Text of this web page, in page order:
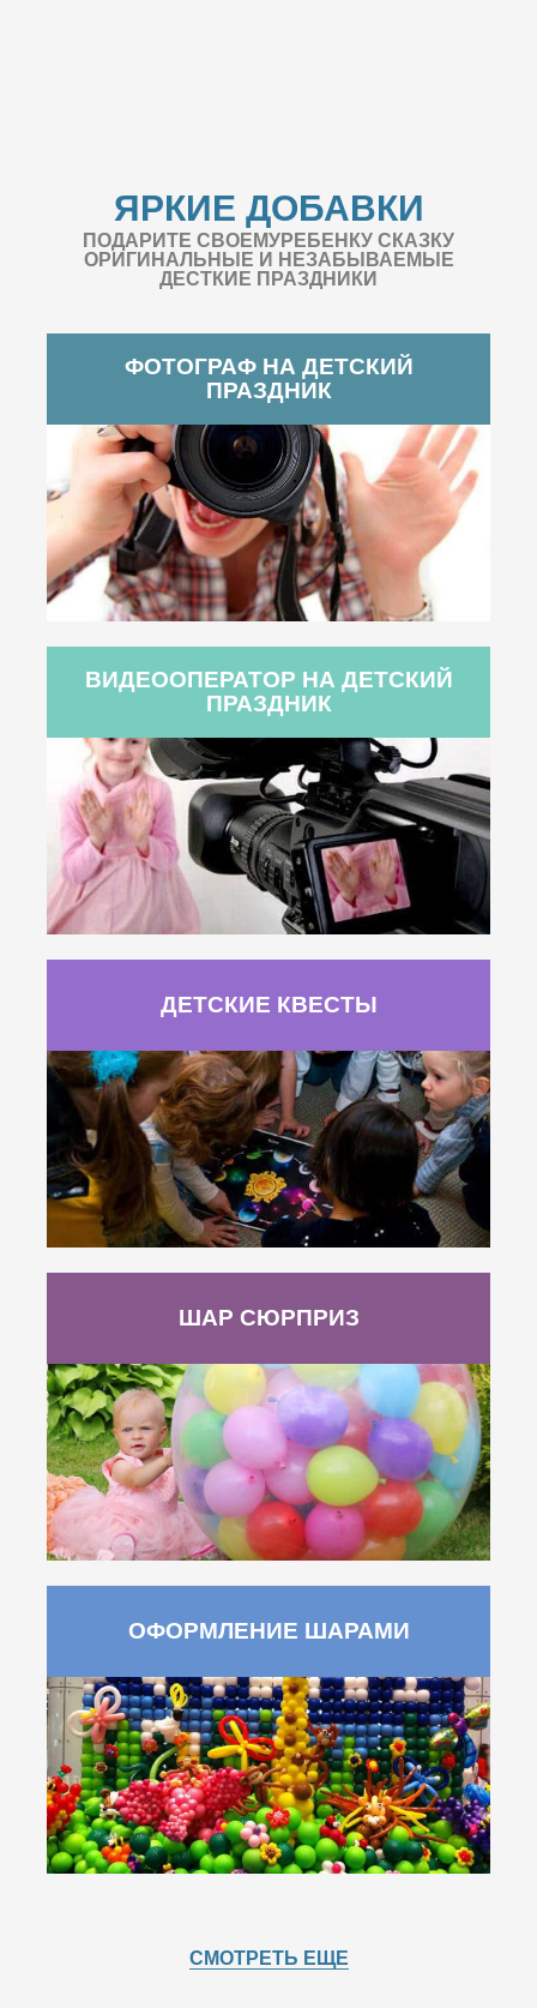
ЯРКИЕ ДОБАВКИ
ПОДАРИТЕ СВОЕМУРЕБЕНКУ СКАЗКУ
ОРИГИНАЛЬНЫЕ И НЕЗАБЫВАЕМЫЕ
ДЕСТКИЕ ПРАЗДНИКИ
ФОТОГРАФ НА ДЕТСКИЙ
ПРАЗДНИК
ВИДЕООПЕРАТОР НА ДЕТСКИЙ
ПРАЗДНИК
ДЕТСКИЕ КВЕСТЫ
ШАР СЮРПРИЗ
ОФОРМЛЕНИЕ ШАРАМИ
СМОТРЕТЬ ЕЩЕ